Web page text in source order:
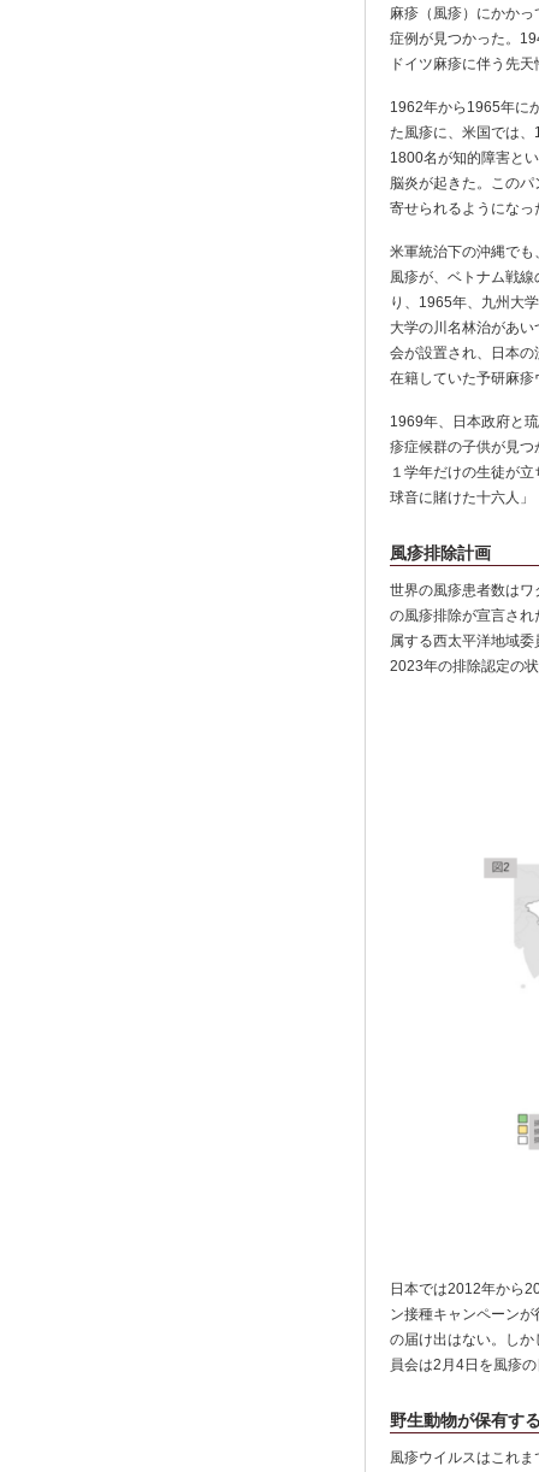
麻疹（風疹）にかか
症例が見つかった。
ドイツ麻疹に伴う先
1962年から1965年に
た風疹に、米国では
1800名が知的障害と
脳炎が起きた。この
寄せられるようになっ
米軍統治下の沖縄で
風疹が、ベトナム戦
り、1965年、九州大
大学の川名林治があ
会が設置され、日本
在籍していた予研麻
1969年、日本政府と
疹症候群の子供が見
１学年だけの生徒が
球音に賭けた十六人
風疹排除計画
世界の風疹患者数は
の風疹排除が宣言さ
属する西太平洋地域
2023年の排除認定の
日本では2012年から
ン接種キャンペーン
の届け出はない。し
員会は2月4日を風疹
野生動物が保有す
風疹ウイルスはこれ